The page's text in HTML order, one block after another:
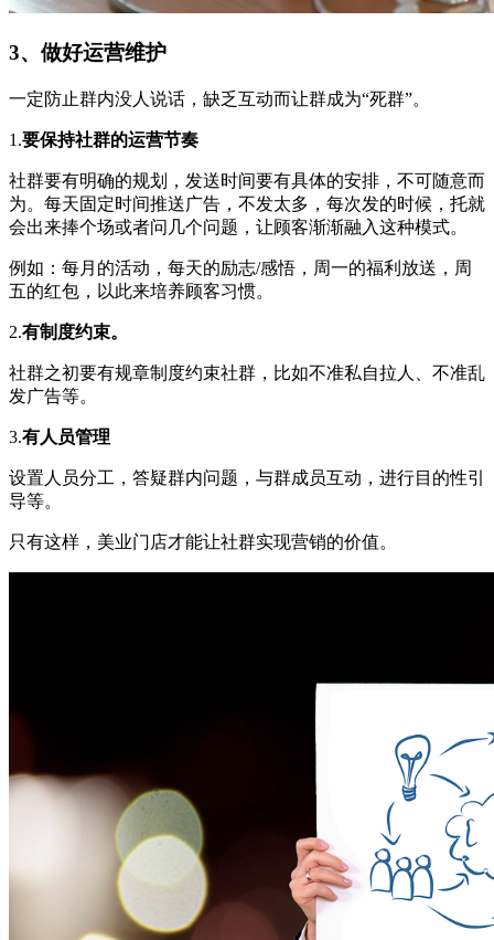
3、做好运营维护
一定防止群内没人说话，缺乏互动而让群成为“死群”。
1.要保持社群的运营节奏
社群要有明确的规划，发送时间要有具体的安排，不可随意而
为。每天固定时间推送广告，不发太多，每次发的时候，托就
会出来捧个场或者问几个问题，让顾客渐渐融入这种模式。
例如：每月的活动，每天的励志/感悟，周一的福利放送，周
五的红包，以此来培养顾客习惯。
2.有制度约束。
社群之初要有规章制度约束社群，比如不准私自拉人、不准乱
发广告等。
3.有人员管理
设置人员分工，答疑群内问题，与群成员互动，进行目的性引
导等。
只有这样，美业门店才能让社群实现营销的价值。